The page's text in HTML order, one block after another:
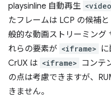
playsinline 自動再生
たフレームは LCP の候補
般的な動画ストリーミング
れらの要素が <iframe>
CrUX は <iframe> コンテ
の点は考慮できますが、
きません。